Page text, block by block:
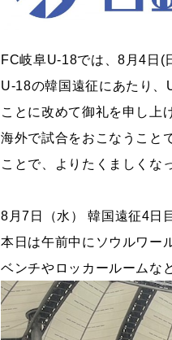
FC岐阜U-18では、8月4日(
U-18の韓国遠征にあたり
ことに改めて御礼を申し上
海外で試合をおこなうこと
ことで、よりたくましくな
8月7日（水） 韓国遠征4日
本日は午前中にソウルワー
ベンチやロッカールームな